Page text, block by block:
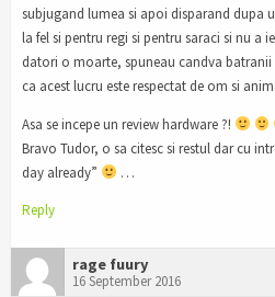
subjugand lumea si apoi disparand dupa
la fel si pentru regi si pentru saraci si nu a
datori o moarte, spuneau candva
ca acest lucru este respectat de om si
Asa se incepe un review hardware ?!
Bravo Tudor, o sa citesc si restul dar cu
day already”
…
Reply
rage fuury
16 September 2016